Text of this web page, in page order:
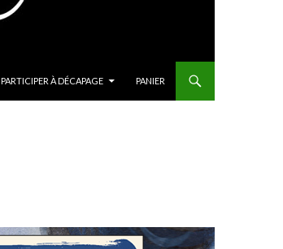
PARTICIPER À DÉCAPAGE PANIER